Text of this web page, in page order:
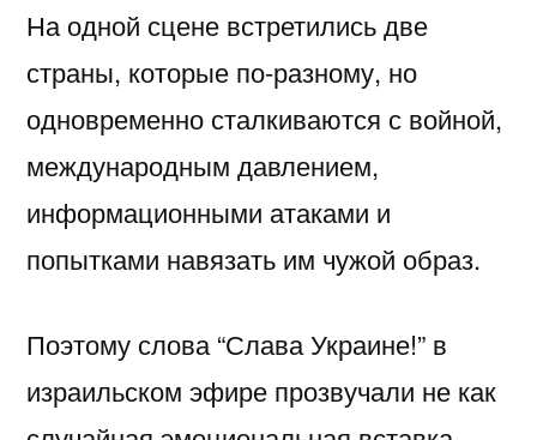
На одной сцене встретились две
страны, которые по-разному, но
одновременно сталкиваются с войной,
международным давлением,
информационными атаками и
попытками навязать им чужой образ.
Поэтому слова “Слава Украине!” в
израильском эфире прозвучали не как